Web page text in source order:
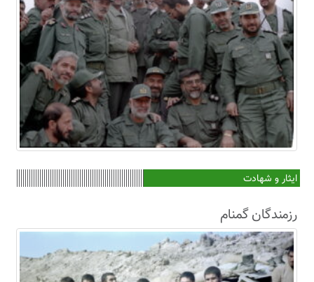
ایثار و شهادت
رزمندگان گمنام